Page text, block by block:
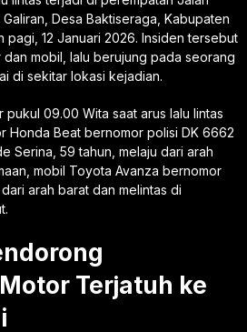
Galiran, Desa Baktiseraga, Kabupaten
pagi, 12 Januari 2026. Insiden tersebut
mobil, lalu berujung pada seorang
di sekitar lokasi kejadian.
pukul 09.00 Wita saat arus lalu lintas
Honda Beat bernomor polisi DK 6662
Serina, 59 tahun, melaju dari arah
mobil Toyota Avanza bernomor
arah barat dan melintas di
Terjatuh ke